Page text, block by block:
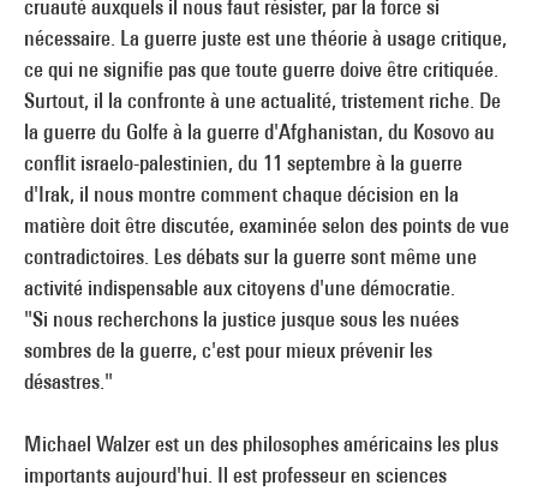
cruauté auxquels il nous faut résister, par la force si
nécessaire. La guerre juste est une théorie à usage critique,
ce qui ne signifie pas que toute guerre doive être critiquée.
Surtout, il la confronte à une actualité, tristement riche. De
la guerre du Golfe à la guerre d'Afghanistan, du Kosovo au
conflit israelo-palestinien, du 11 septembre à la guerre
d'Irak, il nous montre comment chaque décision en la
matière doit être discutée, examinée selon des points de vue
contradictoires. Les débats sur la guerre sont même une
activité indispensable aux citoyens d'une démocratie.
"Si nous recherchons la justice jusque sous les nuées
sombres de la guerre, c'est pour mieux prévenir les
désastres."
Michael Walzer est un des philosophes américains les plus
importants aujourd'hui. Il est professeur en sciences